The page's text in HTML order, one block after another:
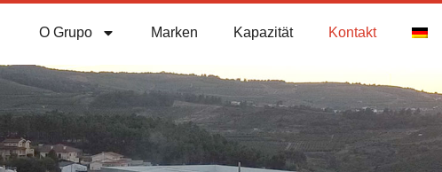
O Grupo Marken Kapazität Kontakt